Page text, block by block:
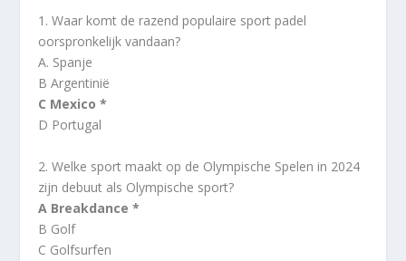
1. Waar komt de razend populaire sport padel
oorspronkelijk vandaan?
A. Spanje
B Argentinië
C Mexico *
D Portugal
2. Welke sport maakt op de Olympische Spelen in 2024
zijn debuut als Olympische sport?
A Breakdance *
B Golf
C Golfsurfen